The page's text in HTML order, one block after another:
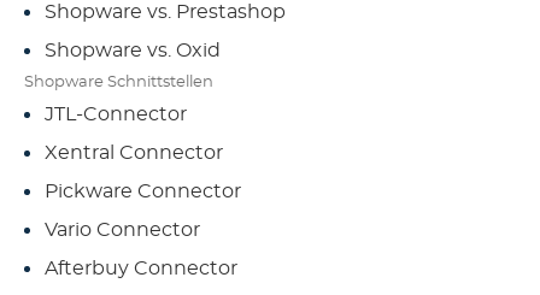
Shopware vs. Prestashop
Shopware vs. Oxid
Shopware Schnittstellen
JTL-Connector
Xentral Connector
Pickware Connector
Vario Connector
Afterbuy Connector